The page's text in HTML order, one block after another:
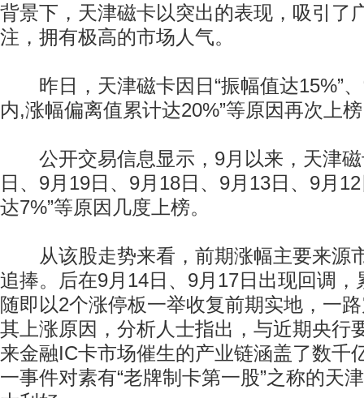
背景下，天津磁卡以突出的表现，吸引了
注，拥有极高的市场人气。
昨日，天津磁卡因日“振幅值达15%”、
内,涨幅偏离值累计达20%”等原因再次上
公开交易信息显示，9月以来，天津磁
日、9月19日、9月18日、9月13日、9月
达7%”等原因几度上榜。
从该股走势来看，前期涨幅主要来源
追捧。后在9月14日、9月17日出现回调，
随即以2个涨停板一举收复前期实地，一
其上涨原因，分析人士指出，与近期央行
来金融IC卡市场催生的产业链涵盖了数千
一事件对素有“老牌制卡第一股”之称的天